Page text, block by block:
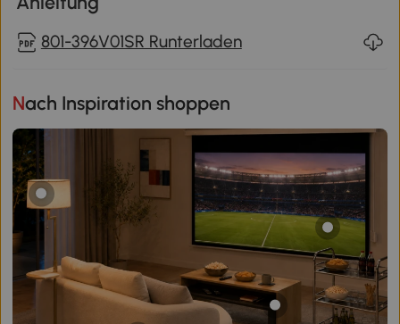
801-396V01SR Runterladen
Nach Inspiration shoppen